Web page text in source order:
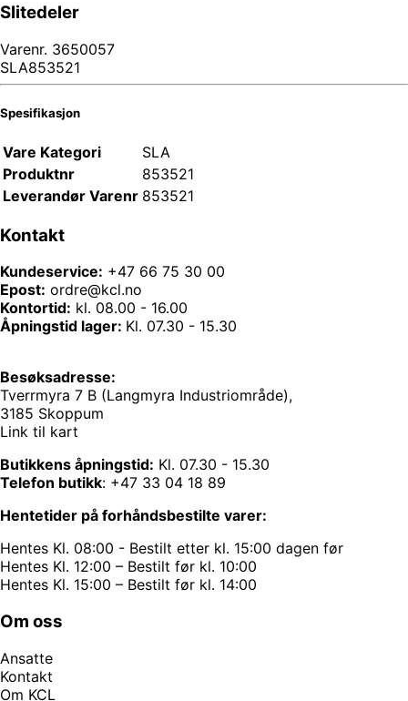
Slitedeler
Varenr. 3650057
SLA853521
Spesifikasjon
Vare Kategori
SLA
Produktnr
853521
Leverandør Varenr 853521
Kontakt
Kundeservice: +47 66 75 30 00
Epost: ordre@kcl.no
Kontortid: kl. 08.00 - 16.00
Åpningstid lager: Kl. 07.30 - 15.30
Besøksadresse:
Tverrmyra 7 B (Langmyra Industriområde),
3185 Skoppum
Link til kart
Butikkens åpningstid: Kl. 07.30 - 15.30
Telefon butikk: +47 33 04 18 89
Hentetider på forhåndsbestilte varer:
Hentes Kl. 08:00 - Bestilt etter kl. 15:00 dagen før
Hentes Kl. 12:00 – Bestilt før kl. 10:00
Hentes Kl. 15:00 – Bestilt før kl. 14:00
Om oss
Ansatte
Kontakt
Om KCL